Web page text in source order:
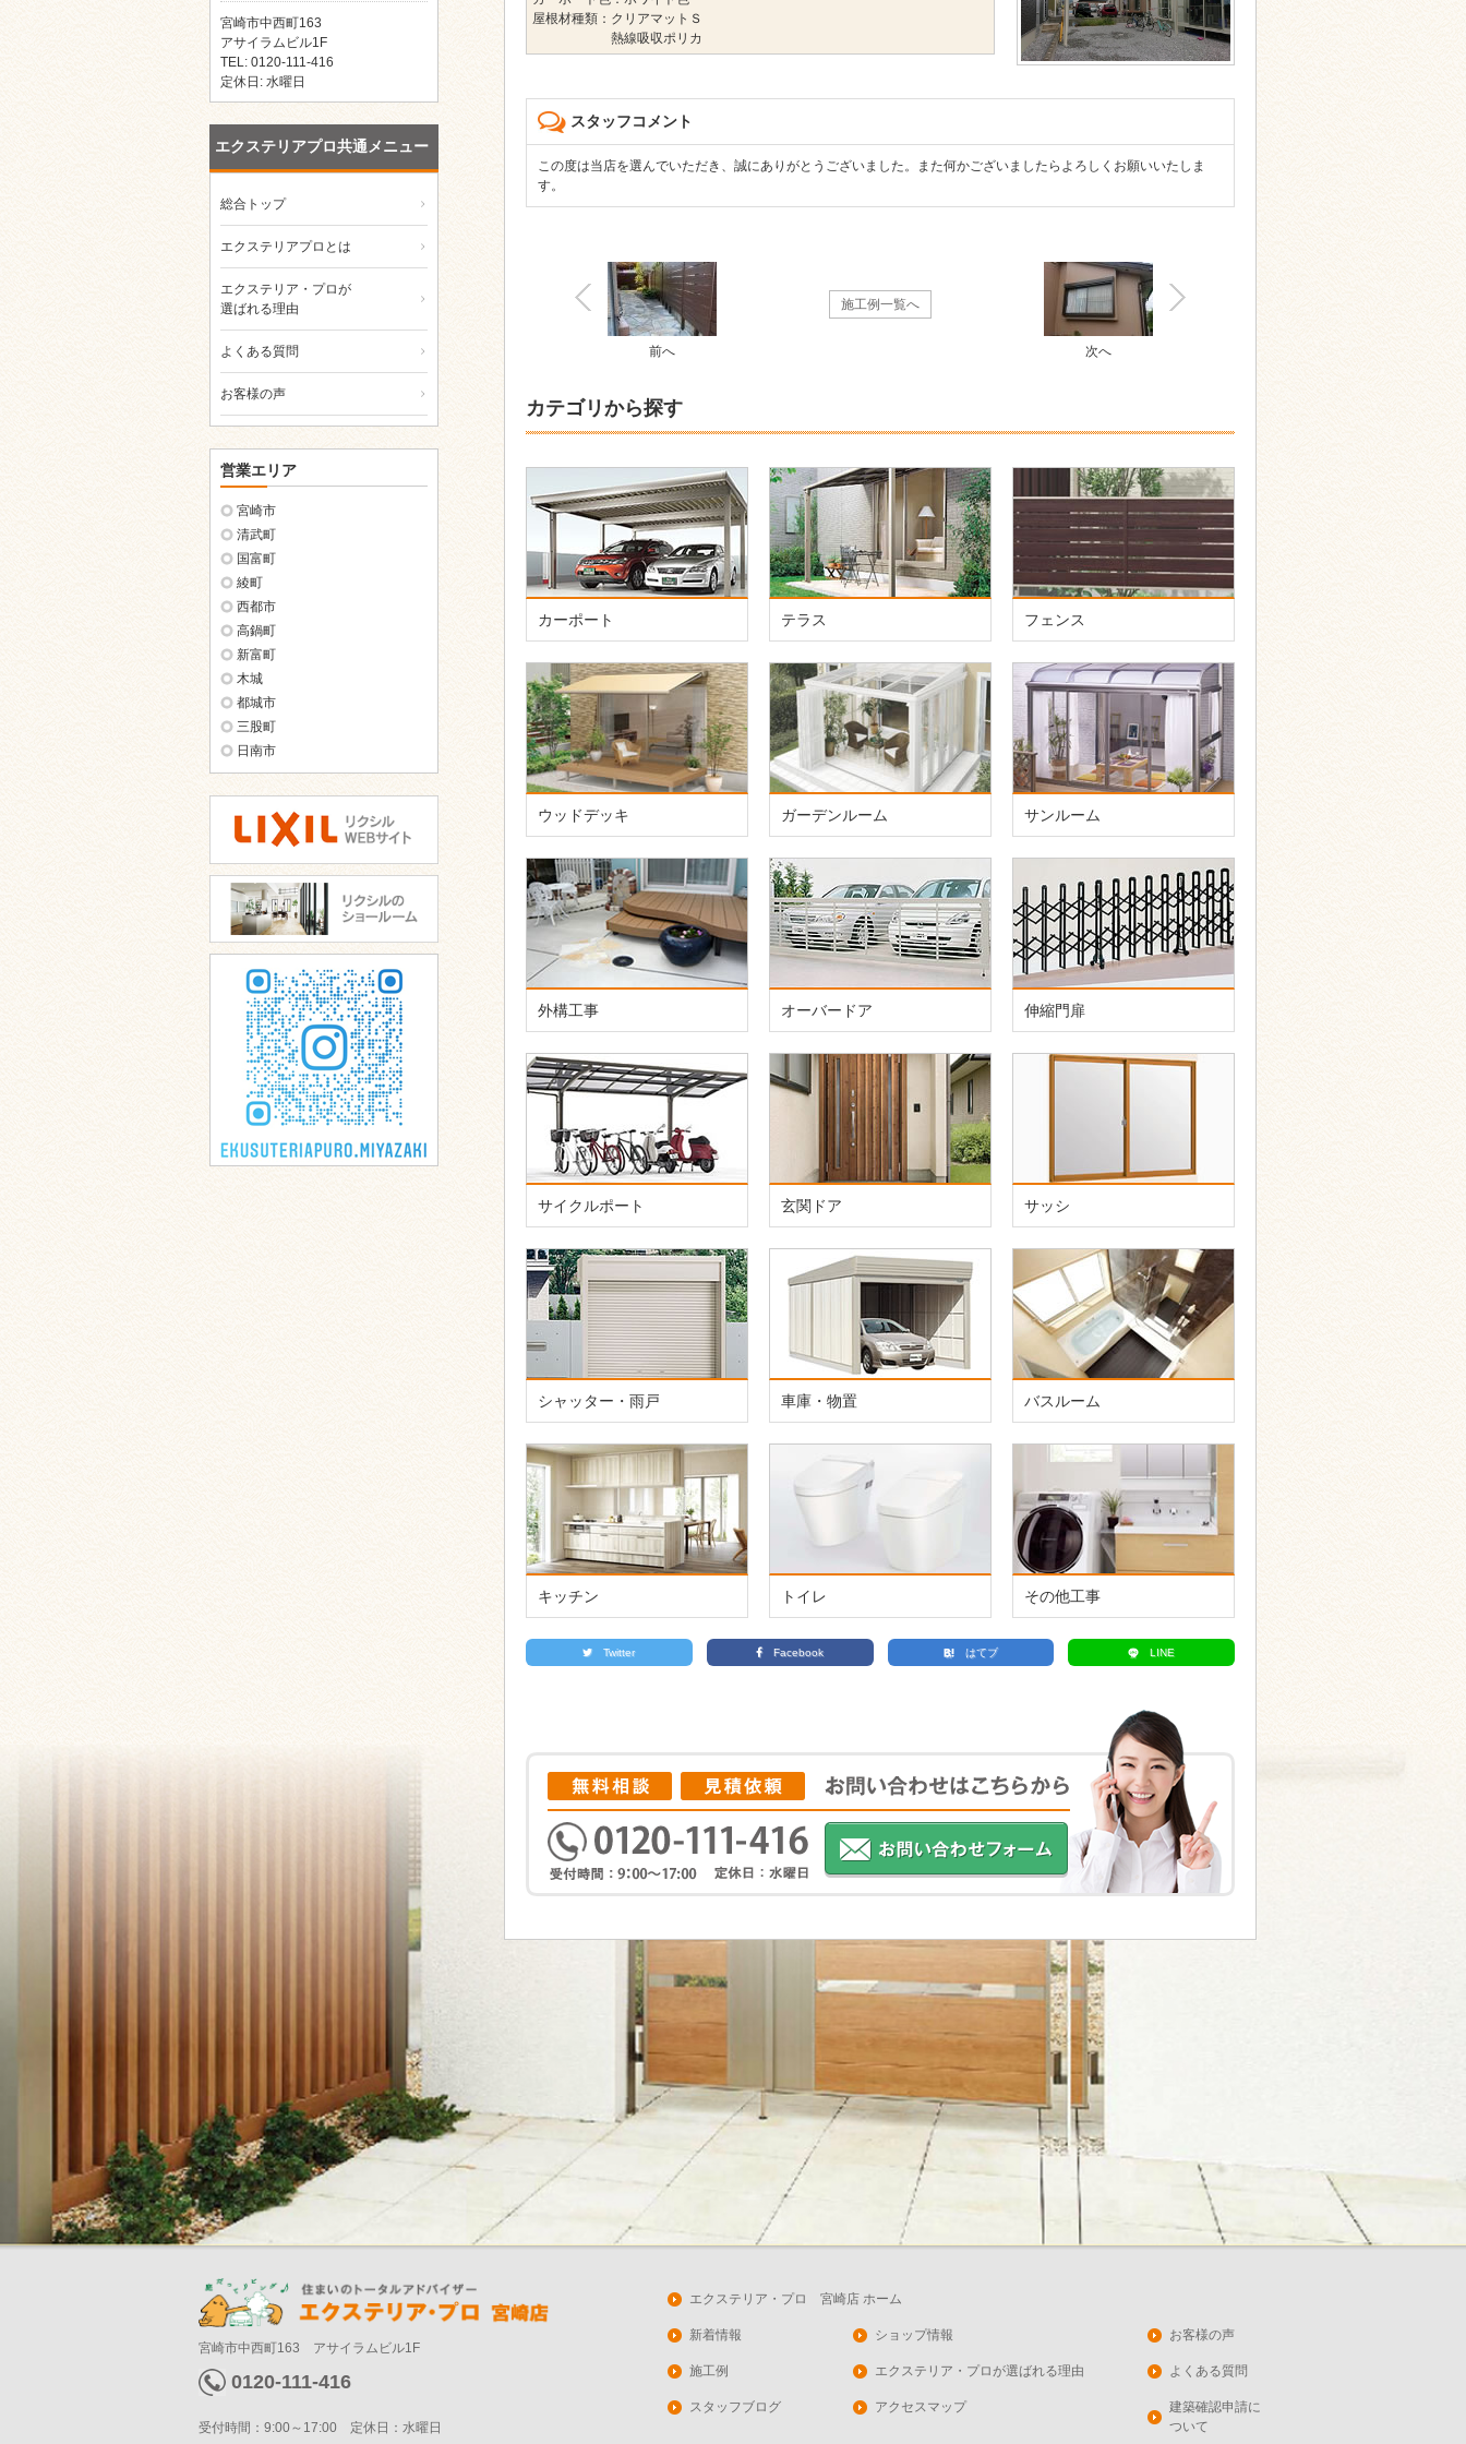
屋根材種類：クリアマットＳ
熱線吸収ポリカ
スタッフコメント
この度は当店を選んでいただき、誠にありがとうございました。また何かございましたらよろしくお願いいたしま
す。
施工例一覧へ
前へ 次へ
カテゴリから探す
カーポート テラス フェンス
ウッドデッキ ガーデンルーム サンルーム
外構工事 オーバードア 伸縮門扉
サイクルポート 玄関ドア サッシ
シャッター・雨戸 車庫・物置 バスルーム
キッチン トイレ その他工事
Twitter Facebook はてブ LINE
宮崎市中西町163
アサイラムビル1F
TEL: 0120-111-416
定休日: 水曜日
エクステリアプロ共通メニュー
総合トップ
エクステリアプロとは
エクステリア・プロが
選ばれる理由
よくある質問
お客様の声
営業エリア
宮崎市
清武町
国富町
綾町
西都市
高鍋町
新富町
木城
都城市
三股町
日南市
宮崎市中西町163 アサイラムビル1F
0120-111-416
受付時間：9:00～17:00 定休日：水曜日
エクステリア・プロ 宮崎店 ホーム
新着情報
施工例
スタッフブログ
ショップ情報
エクステリア・プロが選ばれる理由
アクセスマップ
お客様の声
よくある質問
建築確認申請に
ついて